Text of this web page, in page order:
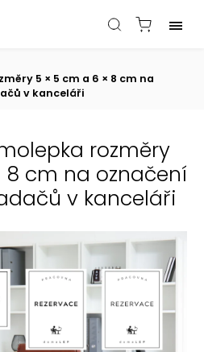
5 × 5 cm a 6 × 8 cm na
v kanceláři
rozměry
8 cm na označení
v kanceláři